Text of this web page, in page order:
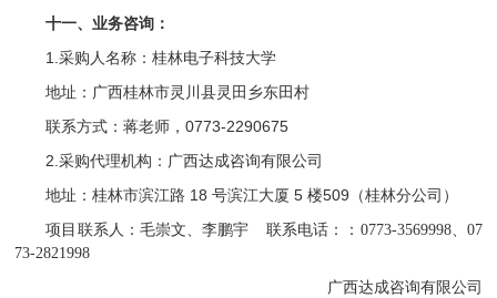
十一、业务咨询：
1.采购人名称：桂林电子科技大学
地址：广西桂林市灵川县灵田乡东田村
联系方式：蒋老师，0773-2290675
2.采购代理机构：广西达成咨询有限公司
地址：桂林市滨江路 18号滨江大厦 5楼509 （桂林分公司）
项目联系人： 毛崇文、李鹏宇 联系电话： ： 0773-3569998、 07
73-2821998
广西达成咨询有限公司